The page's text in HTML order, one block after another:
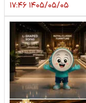
۱۴۰۵/۰۵/۰۵ ۱۷:۴۶